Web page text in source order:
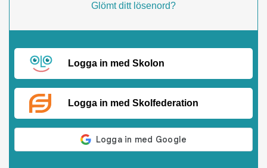
Glömt ditt lösenord?
Logga in med Skolon
Logga in med Skolfederation